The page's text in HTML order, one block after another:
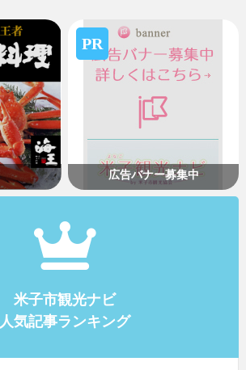
PR
広告バナー募集中
米子市観光ナビ
人気記事ランキング